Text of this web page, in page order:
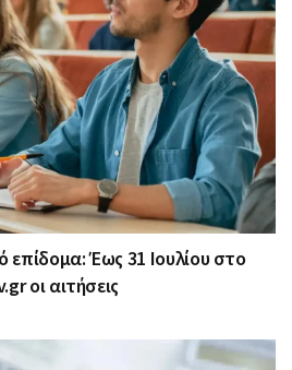
επίδομα: Έως 31 Ιουλίου στο
οι αιτήσεις